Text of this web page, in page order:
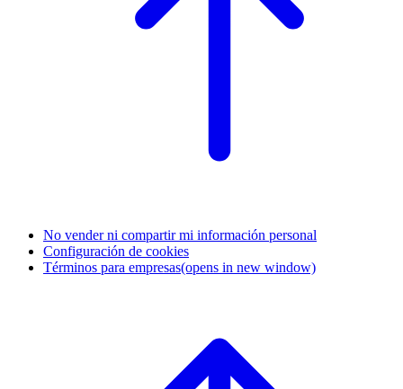
No vender ni compartir mi información personal
Configuración de cookies
Términos para empresas(opens in new window)